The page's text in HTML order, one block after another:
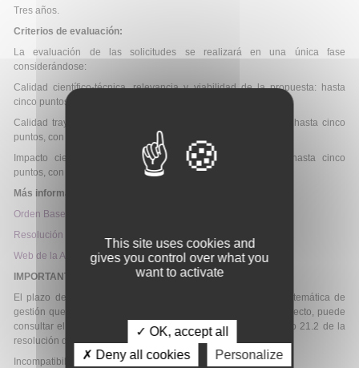
Tres años.
Criterios de evaluación:
La evaluación de las solicitudes se realizará en una única fase
considerándose:
Calidad científico-técnica, relevancia y viabilidad de la propuesta: hasta
cinco puntos, con una ponderación del 60%.
Calidad trayectoria y adecuación del equipo de investigación: hasta cinco
puntos, con una ponderación del 30%.
Impacto científico-técnico o internacional de la propuesta: hasta cinco
puntos, con una ponderación del 10%.
Más información:
Orden Bases Reguladoras
Resolución de Convocatoria
Web de la Ayuda
IMPORTANTE
El plazo de presentación de solicitudes dependerá del área temática de
gestión que se elija en la solicitud para la evaluación del proyecto, puede
consultar el plazo de su área temática de gestión en el artículo 21.2 de la
resolución de la convocatoria.
Incompatibilidades :
This site uses cookies and
gives you control over what you
want to activate
✓ OK, accept all
✗ Deny all cookies
Personalize